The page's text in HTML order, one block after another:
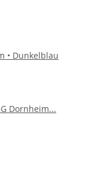
• Dunkelblau